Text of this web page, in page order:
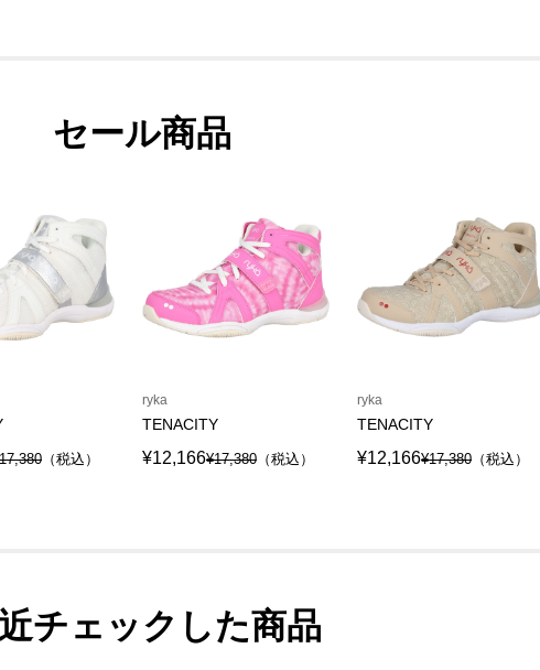
セール商品
（税込）
ryka
TENACITY
¥12,166¥17,380 （税込）
ryka
TENACITY
¥12,166¥17,380 （税込）
チェックした商品